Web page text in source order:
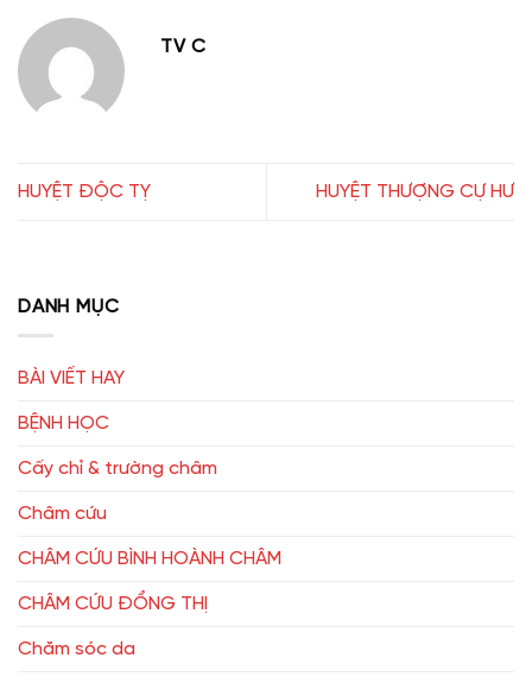
TV C
HUYỆT ĐỘC TỴ HUYỆT THƯỢNG CỰ HƯ
DANH MỤC
BÀI VIẾT HAY
BỆNH HỌC
Cấy chỉ & trường châm
Châm cứu
CHÂM CỨU BÌNH HOÀNH CHÂM
CHÂM CỨU ĐỔNG THỊ
Chăm sóc da